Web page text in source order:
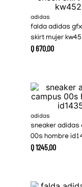
adidas
falda adidas
skirt mujer
Q670.00
adidas
sneaker adidas
00s hombre
Q1245.00